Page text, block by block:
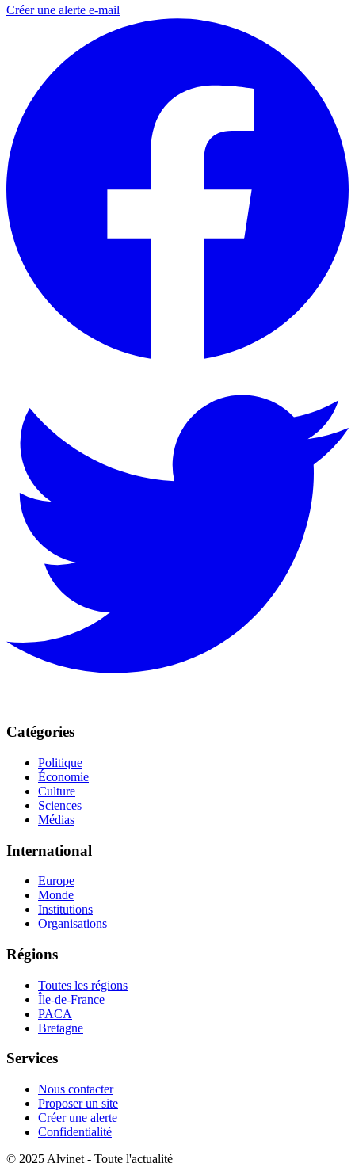
Créer une alerte e-mail
Catégories
Politique
Économie
Culture
Sciences
Médias
International
Europe
Monde
Institutions
Organisations
Régions
Toutes les régions
Île-de-France
PACA
Bretagne
Services
Nous contacter
Proposer un site
Créer une alerte
Confidentialité
© 2025 Alvinet - Toute l'actualité